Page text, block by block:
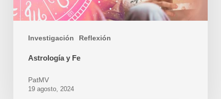
Investigación Reflexión
Astrología y Fe
PatMV
19 agosto, 2024